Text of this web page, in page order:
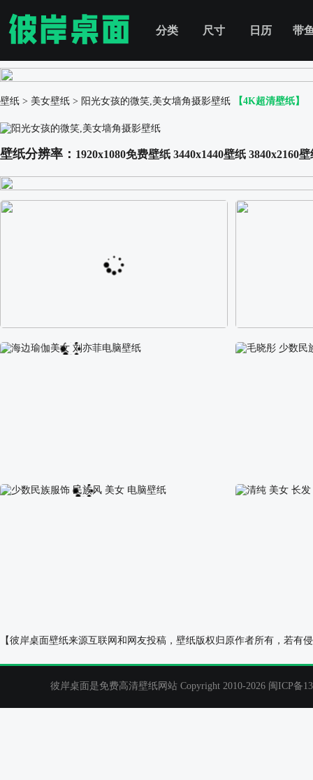
分类 尺寸 日历 带
壁纸 > 美女壁纸 > 阳光女孩的微笑,美女墙角摄影壁纸 【4K超清壁纸】
壁纸分辨率： 1920x1080免费壁纸 3440x1440壁纸 3840x2160壁
阿尔卑斯山区自然风景壁纸 校园长发可爱
海边瑜伽美女 刘亦菲电脑壁纸 毛晓彤 少数民
【彼岸桌面壁纸来源互联网和网友投稿，壁纸版权归原作者所有，若
彼岸桌面是免费高清壁纸网站 Copyright 2010-2026 闽ICP备